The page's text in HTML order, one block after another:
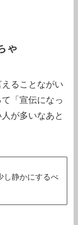
ゃ
ることながい
「宣伝になっ
が多いなあと
し静かにするべ